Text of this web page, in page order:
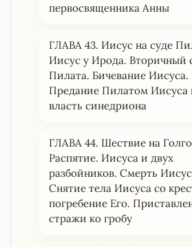
первосвященника Анны
ГЛАВА 43. Иисус на суде
Иисус у Ирода. Вторичный
Пилата. Бичевание Иисуса.
Предание Пилатом Иисуса
власть синедриона
ГЛАВА 44. Шествие на
Распятие. Иисуса и двух
разбойников. Смерть
Снятие тела Иисуса со
погребение Его.
стражи ко гробу